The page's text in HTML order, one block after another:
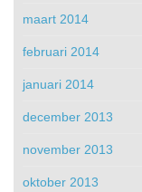
maart 2014
februari 2014
januari 2014
december 2013
november 2013
oktober 2013